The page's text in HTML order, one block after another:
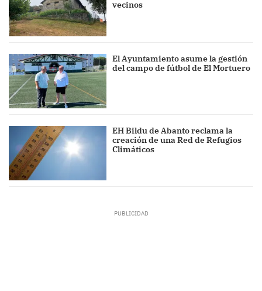
vecinos
El Ayuntamiento asume la gestión
del campo de fútbol de El Mortuero
EH Bildu de Abanto reclama la
creación de una Red de Refugios
Climáticos